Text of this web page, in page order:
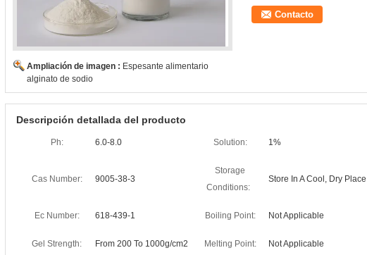
Ampliación de imagen : Espesante alimentario
alginato de sodio
Contacto
Descripción detallada del producto
Ph: 6.0-8.0 Solution: 1%
Cas Number: 9005-38-3
Storage
Conditions:
Store In A Cool, Dry Place
Ec Number: 618-439-1 Boiling Point: Not Applicable
Gel Strength: From 200 To 1000g/cm2 Melting Point: Not Applicable